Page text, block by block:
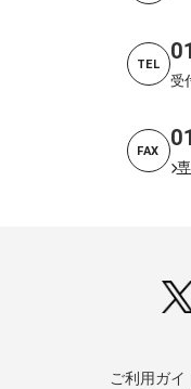
TEL
受
FAX
ご利用ガイ